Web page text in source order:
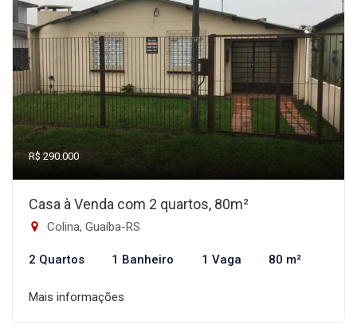
R$ 290.000
Casa à Venda com 2 quartos, 80m²
Colina, Guaíba-RS
2 Quartos 1 Banheiro 1 Vaga 80 m²
Mais informações